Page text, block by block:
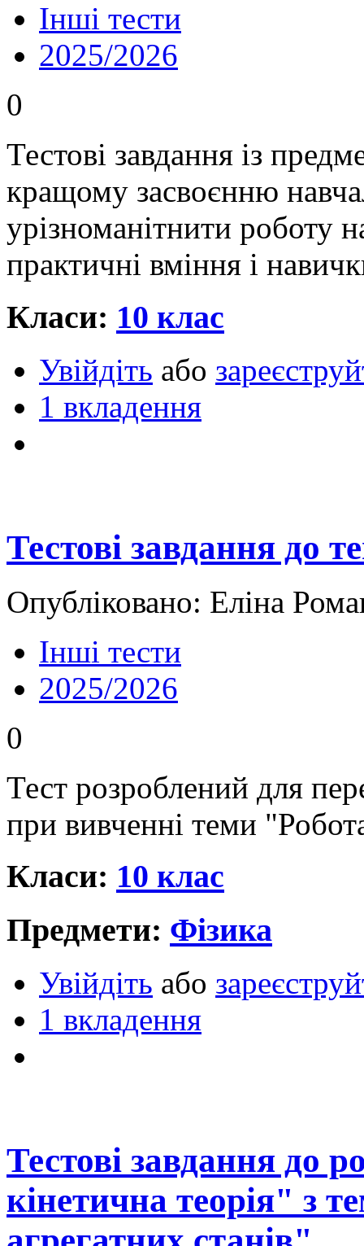
Інші тести
2025/2026
0
Тестові завдання із
кращому засвоєнню
урізноманітнити роботу
практичні вміння і
Класи: 10 клас
Увійдіть або
1 вкладення
Тестові завдання до
Опубліковано: Еліна
Інші тести
2025/2026
0
Тест розроблений для
при вивченні теми
Класи: 10 клас
Предмети: Фізика
Увійдіть або
1 вкладення
Тестові завдання до
кінетична теорія" з